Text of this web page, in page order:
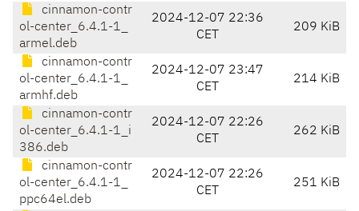
cinnamon-contr
ol-center_6.4.1-1_
armel.deb
2024-12-07 22:36
CET
209 KiB
cinnamon-contr
ol-center_6.4.1-1_
armhf.deb
2024-12-07 23:47
CET
214 KiB
cinnamon-contr
ol-center_6.4.1-1_i
386.deb
2024-12-07 22:26
CET
262 KiB
cinnamon-contr
ol-center_6.4.1-1_
ppc64el.deb
2024-12-07 22:26
CET
251 KiB